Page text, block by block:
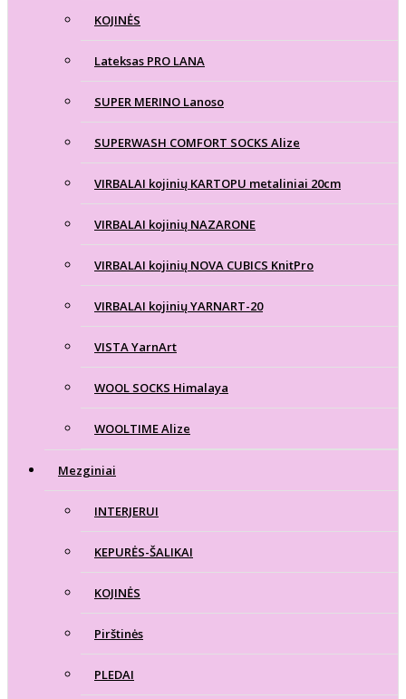
KOJINĖS
Lateksas PRO LANA
SUPER MERINO Lanoso
SUPERWASH COMFORT SOCKS Alize
VIRBALAI kojinių KARTOPU metaliniai 20cm
VIRBALAI kojinių NAZARONE
VIRBALAI kojinių NOVA CUBICS KnitPro
VIRBALAI kojinių YARNART-20
VISTA YarnArt
WOOL SOCKS Himalaya
WOOLTIME Alize
Mezginiai
INTERJERUI
KEPURĖS-ŠALIKAI
KOJINĖS
Pirštinės
PLEDAI